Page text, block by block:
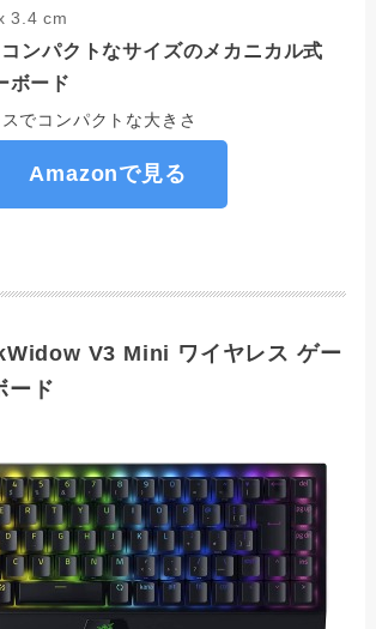
3.4 cm
コンパクトなサイズのメカニカル式
ボード
でコンパクトな大きさ
Amazonで見る
V3 Mini ワイヤレス ゲー
ード